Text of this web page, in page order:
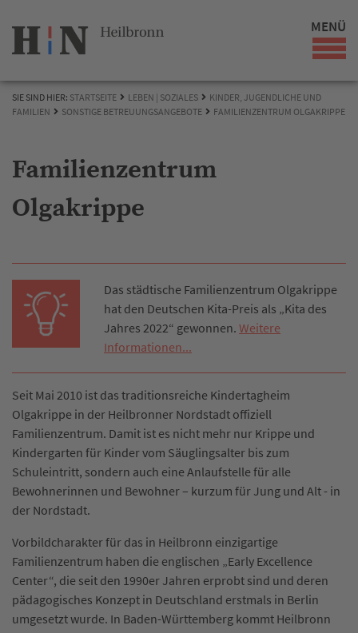
MENÜ
SIE SIND HIER: STARTSEITE LEBEN | SOZIALES
KINDER, JUGENDLICHE UND
FAMILIEN
SONSTIGE BETREUUNGSANGEBOTE FAMILIENZENTRUM OLGAKRIPPE
Familienzentrum
Olgakrippe
Das städtische Familienzentrum Olgakrippe
hat den Deutschen Kita-Preis als „Kita des
Jahres 2022“ gewonnen. Weitere
Informationen...
Seit Mai 2010 ist das traditionsreiche Kindertagheim
Olgakrippe in der Heilbronner Nordstadt offiziell
Familienzentrum. Damit ist es nicht mehr nur Krippe und
Kindergarten für Kinder vom Säuglingsalter bis zum
Schuleintritt, sondern auch eine Anlaufstelle für alle
Bewohnerinnen und Bewohner – kurzum für Jung und Alt - in
der Nordstadt.
Vorbildcharakter für das in Heilbronn einzigartige
Familienzentrum haben die englischen „Early Excellence
Center“, die seit den 1990er Jahren erprobt sind und deren
pädagogisches Konzept in Deutschland erstmals in Berlin
umgesetzt wurde. In Baden-Württemberg kommt Heilbronn